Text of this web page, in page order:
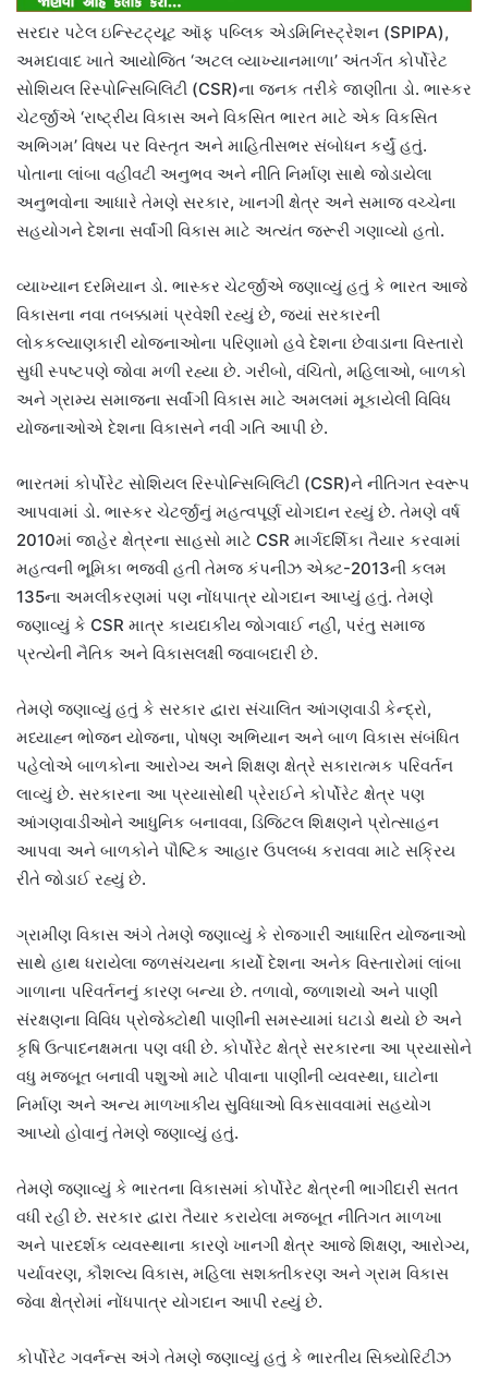
સરદાર પટેલ ઇન્સ્ટિટ્યૂટ ઑફ પબ્લિક એડમિનિસ્ટ્રેશન (SPIPA),
અમદાવાદ ખાતે આયોજિત ‘અટલ વ્યાખ્યાનમાળા’ અંતર્ગત કોર્પોરેટ
સોશિયલ રિસ્પોન્સિબિલિટી (CSR)ના જનક તરીકે જાણીતા ડો. ભાસ્કર
ચેટર્જીએ ‘રાષ્ટ્રીય વિકાસ અને વિકસિત ભારત માટે એક વિકસિત
અભિગમ’ વિષય પર વિસ્તૃત અને માહિતીસભર સંબોધન કર્યું હતું.
પોતાના લાંબા વહીવટી અનુભવ અને નીતિ નિર્માણ સાથે જોડાયેલા
અનુભવોના આધારે તેમણે સરકાર, ખાનગી ક્ષેત્ર અને સમાજ વચ્ચેના
સહયોગને દેશના સર્વાંગી વિકાસ માટે અત્યંત જરૂરી ગણાવ્યો હતો.
વ્યાખ્યાન દરમિયાન ડો. ભાસ્કર ચેટર્જીએ જણાવ્યું હતું કે ભારત આજે
વિકાસના નવા તબક્કામાં પ્રવેશી રહ્યું છે, જ્યાં સરકારની
લોકકલ્યાણકારી યોજનાઓના પરિણામો હવે દેશના છેવાડાના વિસ્તારો
સુધી સ્પષ્ટપણે જોવા મળી રહ્યા છે. ગરીબો, વંચિતો, મહિલાઓ, બાળકો
અને ગ્રામ્ય સમાજના સર્વાંગી વિકાસ માટે અમલમાં મૂકાયેલી વિવિધ
યોજનાઓએ દેશના વિકાસને નવી ગતિ આપી છે.
ભારતમાં કોર્પોરેટ સોશિયલ રિસ્પોન્સિબિલિટી (CSR)ને નીતિગત સ્વરૂપ
આપવામાં ડો. ભાસ્કર ચેટર્જીનું મહત્વપૂર્ણ યોગદાન રહ્યું છે. તેમણે વર્ષ
2010માં જાહેર ક્ષેત્રના સાહસો માટે CSR માર્ગદર્શિકા તૈયાર કરવામાં
મહત્વની ભૂમિકા ભજવી હતી તેમજ કંપનીઝ એક્ટ-2013ની કલમ
135ના અમલીકરણમાં પણ નોંધપાત્ર યોગદાન આપ્યું હતું. તેમણે
જણાવ્યું કે CSR માત્ર કાયદાકીય જોગવાઈ નહીં, પરંતુ સમાજ
પ્રત્યેની નૈતિક અને વિકાસલક્ષી જવાબદારી છે.
તેમણે જણાવ્યું હતું કે સરકાર દ્વારા સંચાલિત આંગણવાડી કેન્દ્રો,
મધ્યાહ્ન ભોજન યોજના, પોષણ અભિયાન અને બાળ વિકાસ સંબંધિત
પહેલોએ બાળકોના આરોગ્ય અને શિક્ષણ ક્ષેત્રે સકારાત્મક પરિવર્તન
લાવ્યું છે. સરકારના આ પ્રયાસોથી પ્રેરાઈને કોર્પોરેટ ક્ષેત્ર પણ
આંગણવાડીઓને આધુનિક બનાવવા, ડિજિટલ શિક્ષણને પ્રોત્સાહન
આપવા અને બાળકોને પૌષ્ટિક આહાર ઉપલબ્ધ કરાવવા માટે સક્રિય
રીતે જોડાઈ રહ્યું છે.
ગ્રામીણ વિકાસ અંગે તેમણે જણાવ્યું કે રોજગારી આધારિત યોજનાઓ
સાથે હાથ ધરાયેલા જળસંચયના કાર્યો દેશના અનેક વિસ્તારોમાં લાંબા
ગાળાના પરિવર્તનનું કારણ બન્યા છે. તળાવો, જળાશયો અને પાણી
સંરક્ષણના વિવિધ પ્રોજેક્ટોથી પાણીની સમસ્યામાં ઘટાડો થયો છે અને
કૃષિ ઉત્પાદનક્ષમતા પણ વધી છે. કોર્પોરેટ ક્ષેત્રે સરકારના આ પ્રયાસોને
વધુ મજબૂત બનાવી પશુઓ માટે પીવાના પાણીની વ્યવસ્થા, ઘાટોના
નિર્માણ અને અન્ય માળખાકીય સુવિધાઓ વિકસાવવામાં સહયોગ
આપ્યો હોવાનું તેમણે જણાવ્યું હતું.
તેમણે જણાવ્યું કે ભારતના વિકાસમાં કોર્પોરેટ ક્ષેત્રની ભાગીદારી સતત
વધી રહી છે. સરકાર દ્વારા તૈયાર કરાયેલા મજબૂત નીતિગત માળખા
અને પારદર્શક વ્યવસ્થાના કારણે ખાનગી ક્ષેત્ર આજે શિક્ષણ, આરોગ્ય,
પર્યાવરણ, કૌશલ્ય વિકાસ, મહિલા સશક્તીકરણ અને ગ્રામ વિકાસ
જેવા ક્ષેત્રોમાં નોંધપાત્ર યોગદાન આપી રહ્યું છે.
કોર્પોરેટ ગવર્નન્સ અંગે તેમણે જણાવ્યું હતું કે ભારતીય સિક્યોરિટીઝ